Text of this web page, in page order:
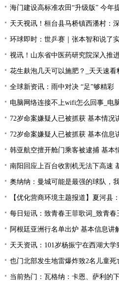
海门建设高标准农田“升级版” 今年提升
天天视讯！桓台县马桥镇西潘村：
环球即时：世乒赛｜张本智和说了
视讯！山东省中医药研究院深入推进中
花生麸泡几天可以施肥？_天天速看
全球新资讯：雨中对决 “足”够精彩
电脑网络连接不上wifi怎么回事_电
72岁命案嫌疑人已被抓获 基本情况
72岁命案嫌疑人已被抓获 基本信息
韩亚航空擅开舱门乘客被逮捕 基本
南阳回应上百台收割机无法下高速
奥纳纳：曼城可能是最强的球队，我不保
【优化营商环境主题报道】夏河县
每日短讯：致青春王菲歌词_致青春
阿根廷亚洲行名单出炉 基本信息讲
天天资讯：101岁杨振宁在西湖大
也门北部发生地雷爆炸致2名儿童死
当前热门：瓦格纳：卡恩、萨利的下课是整